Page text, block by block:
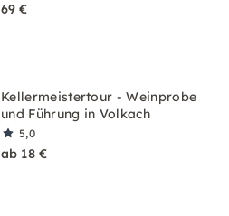
69 €
Kellermeistertour - Weinprobe
und Führung in Volkach
5,0
ab 18 €